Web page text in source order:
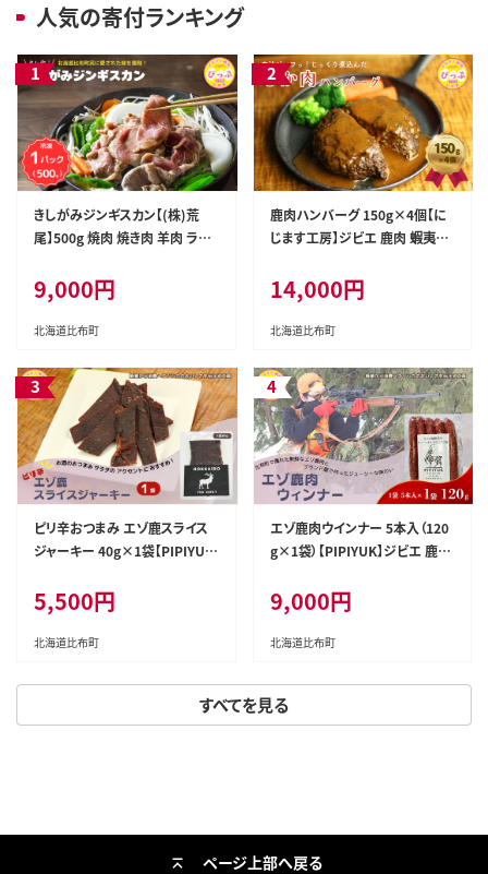
人気の寄付ランキング
すべてを見る
きしがみジンギスカン【(株)荒
尾】500g 焼肉 焼き肉 羊肉 ラム
ーベキュー 北海道 比布町 ぴっ
ぷ 1011-003
9,000円
北海道比布町
鹿肉ハンバーグ 150g×4個【に
じます工房】ジビエ 鹿肉 蝦夷鹿
布町 ぴっぷ 1009-005
14,000円
北海道比布町
ピリ辛おつまみ エゾ鹿スライス
ジャーキー 40g×1袋【PIPIYU
おやつ おつまみ スパイシー 干し
肉 北海道 比布町 ぴっぷ 1023-0
01
5,500円
北海道比布町
エゾ鹿肉ウインナー 5本入（120
g×1袋）【PIPIYUK】ジビエ 鹿肉
スパイシー 干し肉 北海道 比布
町 ぴっぷ 1023-002
9,000円
北海道比布町
ページ上部へ戻る